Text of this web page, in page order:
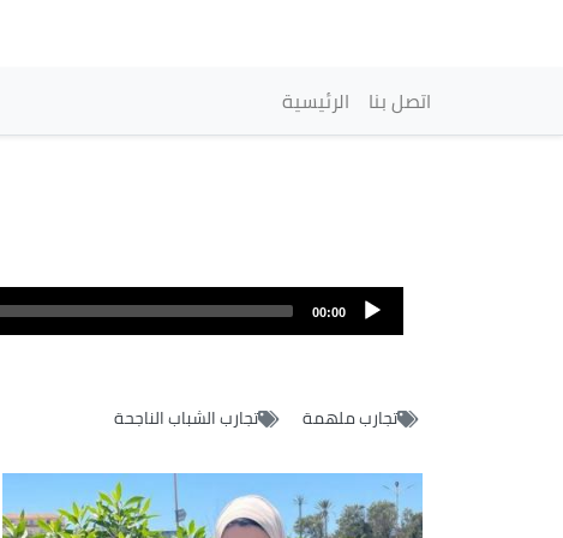
Navigation
الرئيسية اتصل بنا
00:00
تجارب ملهمة تجارب الشباب الناجحة